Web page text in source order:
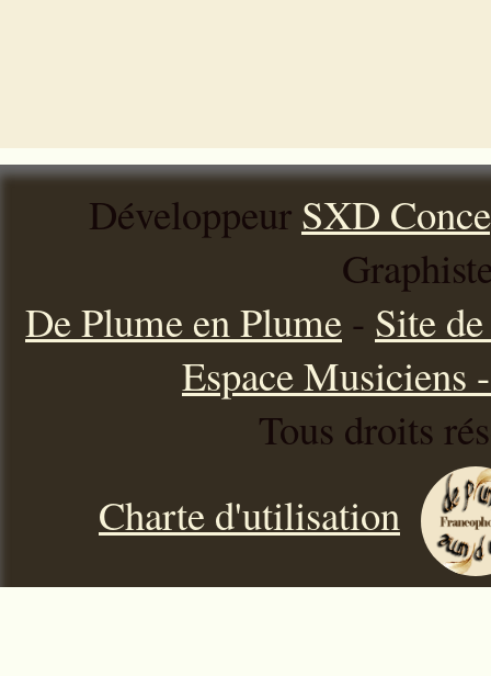
Développeur SXD
De Plume en Plume - Site
Espace Musiciens
Tous droits
Charte d'utilisation